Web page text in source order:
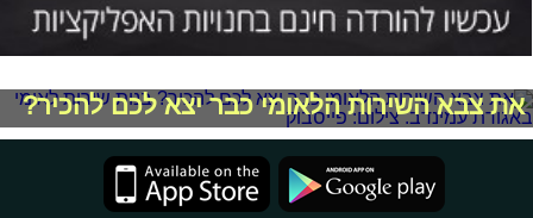
את צבא השירות הלאומי כבר יצא לכם להכיר?